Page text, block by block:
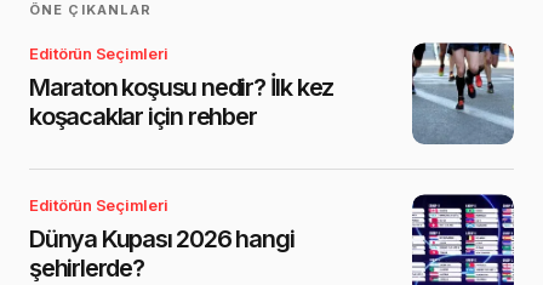
ÖNE ÇIKANLAR
Editörün Seçimleri
Maraton koşusu nedir? İlk kez
koşacaklar için rehber
Editörün Seçimleri
Dünya Kupası 2026 hangi
şehirlerde?